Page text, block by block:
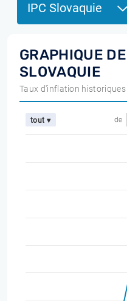
IPC Slovaquie
GRAPHIQUE
SLOVAQUIE
Taux d'inflation historiques
tout ▾ de